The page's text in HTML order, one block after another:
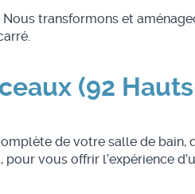
transformons et
(92
de votre salle de
vous offrir l’expérience